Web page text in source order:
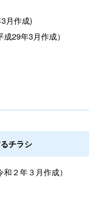
3月作成)
成29年3月作成）
チラシ
和２年３月作成）